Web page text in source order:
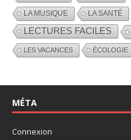
LA MUSIQUE LA SANTÉ
LECTURES FACILES
LES VACANCES ÉCOLOGIE
MÉTA
Connexion